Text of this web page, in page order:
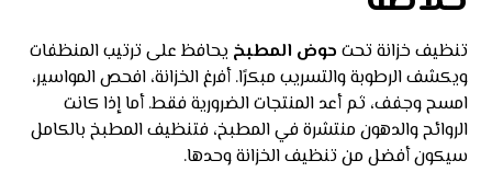
تنظيف خزانة تحت حوض المطبخ يحافظ على ترتيب المنظفات
ويكشف الرطوبة والتسريب مبكرًا. أفرغ الخزانة، افحص المواسير،
امسح وجفف، ثم أعد المنتجات الضرورية فقط. أما إذا كانت
الروائح والدهون منتشرة في المطبخ، فتنظيف المطبخ بالكامل
سيكون أفضل من تنظيف الخزانة وحدها.